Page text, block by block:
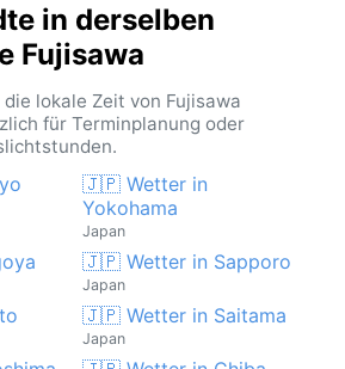
in derselben
Fujisawa
lokale Zeit von Fujisawa
für Terminplanung oder
🇯🇵 Wetter in
Yokohama
Japan
🇯🇵 Wetter in Sapporo
Japan
🇯🇵 Wetter in Saitama
Japan